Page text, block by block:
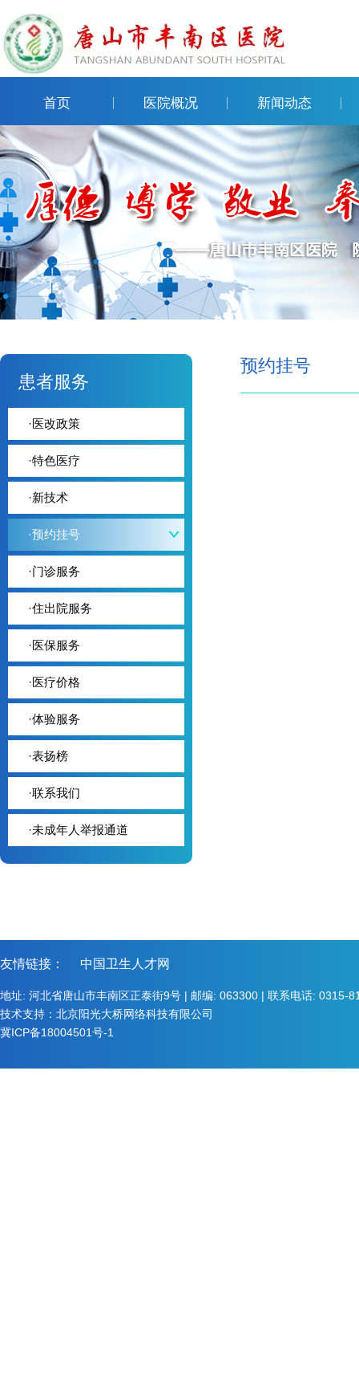
首页 医院概况 新闻动态
预约挂号
患者服务
·医改政策
·特色医疗
·新技术
·预约挂号
·门诊服务
·住出院服务
·医保服务
·医疗价格
·体验服务
·表扬榜
·联系我们
·未成年人举报通道
友情链接： 中国卫生人才网
地址: 河北省唐山市丰南区正泰街9号 | 邮编: 063300 | 联系电话: 0315-
技术支持：北京阳光大桥网络科技有限公司
冀ICP备18004501号-1